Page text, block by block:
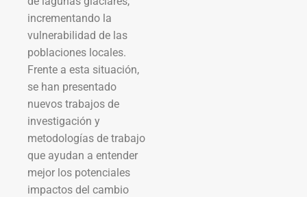
incrementando la
vulnerabilidad de las
poblaciones locales.
Frente a esta situación,
se han presentado
nuevos trabajos de
investigación y
metodologías de trabajo
que ayudan a entender
mejor los potenciales
impactos del cambio